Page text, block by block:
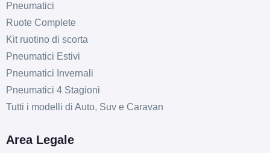
FONDMETAL 9rr Matt
Black 5 fori 17" 7.5X17
ET30 5x98
Foro centrale: 58.1mm
Esaurito
FONDMETAL 9rr Matt
Foro centrale: 75mm
Pneumatici
Ruote Complete
Kit ruotino di scorta
Pneumatici Estivi
Pneumatici Invernali
Pneumatici 4 Stagioni
Tutti i modelli di Auto, Suv e Caravan
Area Legale